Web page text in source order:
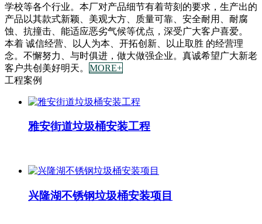
学校等各个行业。本厂对产品细节有着苛刻的要求，生产出的
产品以其款式新颖、美观大方、质量可靠、安全耐用、耐腐
蚀、抗撞击、能适应恶劣气候等优点，深受广大客户喜爱。
本着 诚信经营、以人为本、开拓创新、以止取胜 的经营理
念。不懈努力、与时俱进，做大做强企业。真诚希望广大新老
客户共创美好明天。 MORE+
工程案例
雅安街道垃圾桶安装工程
兴隆湖不锈钢垃圾桶安装项目